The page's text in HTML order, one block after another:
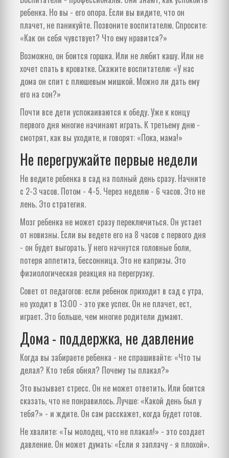
ребенка. Но вы - его опора. Если вы видите, что он
плачет, не паникуйте. Позвоните воспитателю. Спросите:
«Как он себя чувствует? Что ему нравится?»
Возможно, он боится горшка. Или не любит кашу. Или не
хочет спать в кроватке. Скажите воспитателю: «У нас
дома он спит с плюшевым мишкой. Можно ли дать ему
его на сон?»
Почти все дети успокаиваются к обеду. Уже к концу
первого дня многие начинают играть. К третьему дню -
смотрят, как вы уходите, и говорят: «Пока, мама!»
Не перегружайте первые недели
Не ведите ребенка в сад на полный день сразу. Начните
с 2-3 часов. Потом - 4-5. Через неделю - 6 часов. Это не
лень. Это стратегия.
Мозг ребенка не может сразу переключиться. Он устает
от новизны. Если вы ведете его на 8 часов с первого дня
- он будет выгорать. У него начнутся головные боли,
потеря аппетита, бессонница. Это не капризы. Это
физиологическая реакция на перегрузку.
Совет от педагогов: если ребенок приходит в сад с утра,
но уходит в 13:00 - это уже успех. Он не плачет, ест,
играет. Это больше, чем многие родители думают.
Дома - поддержка, не давление
Когда вы забираете ребенка - не спрашивайте: «Что ты
делал? Кто тебя обнял? Почему ты плакал?»
Это вызывает стресс. Он не может ответить. Или боится
сказать, что не понравилось. Лучше: «Какой день был у
тебя?» - и ждите. Он сам расскажет, когда будет готов.
Не хвалите: «Ты молодец, что не плакал!» - это создает
давление. Он может думать: «Если я заплачу - я плохой».